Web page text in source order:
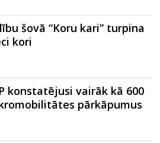
šovā “Koru kari” turpina
kori
konstatējusi vairāk kā 600
pārkāpumus